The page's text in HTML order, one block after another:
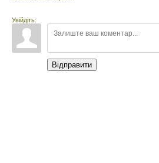
Увійдіть:
Відправити